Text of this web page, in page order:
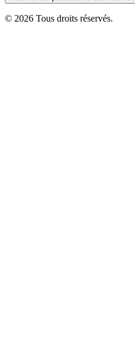
© 2026 Tous droits réservés.